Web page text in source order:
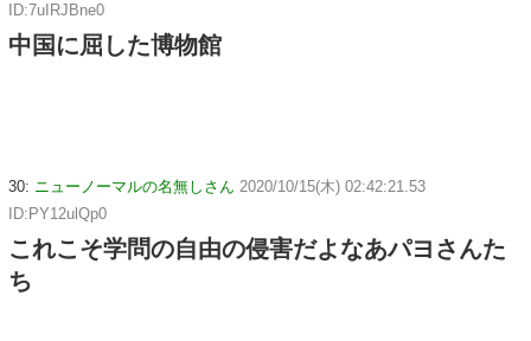
ID:7uIRJBne0
中国に屈した博物館
30: ニューノーマルの名無しさん 2020/10/15(木) 02:42:21.53
ID:PY12ulQp0
これこそ学問の自由の侵害だよなあパヨさんた
ち